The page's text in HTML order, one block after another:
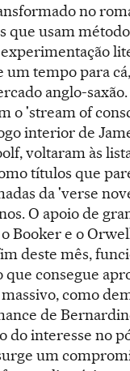
no
que usam
um tempo para
anglo-
o 'stream of
interior de
voltaram às
títulos que
da 'verse
O apoio de
Booker e o
deste mês,
que consegue
como
de
do interesse no
um